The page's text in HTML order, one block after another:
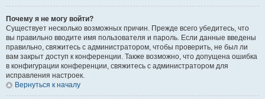
Почему я не могу войти?
Существует несколько возможных причин. Прежде всего убедитесь, что
вы правильно вводите имя пользователя и пароль. Если данные введены
правильно, свяжитесь с администратором, чтобы проверить, не был ли
вам закрыт доступ к конференции. Также возможно, что допущена ошибка
в конфигурации конференции, свяжитесь с администратором для
исправления настроек.
Вернуться к началу